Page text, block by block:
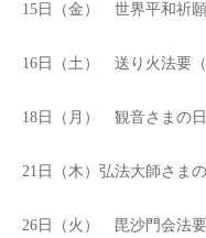
15日（金） 世界平和祈願
16日（土） 送り火法要（
18日（月） 観音さまの日
21日（木）弘法大師さま
26日（火） 毘沙門会法要